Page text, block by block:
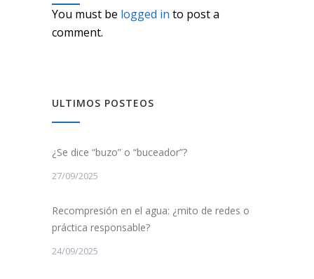
You must be logged in to post a
comment.
ULTIMOS POSTEOS
¿Se dice “buzo” o “buceador”?
27/09/2025
Recompresión en el agua: ¿mito de redes o
práctica responsable?
24/09/2025